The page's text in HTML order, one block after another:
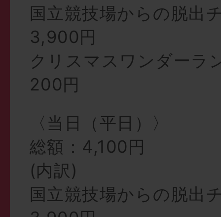
国立競技場からの脱出
3,900円
クリスマスワンダーラ
200円
〈当日（平日）〉
総額：4,100円
(内訳)
国立競技場からの脱出